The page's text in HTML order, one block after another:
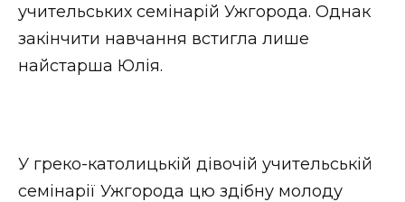
учительських семінарій Ужгорода. Однак
закінчити навчання встигла лише
найстарша Юлія.
У греко-католицькій дівочій учительській
семінарії Ужгорода цю здібну молоду